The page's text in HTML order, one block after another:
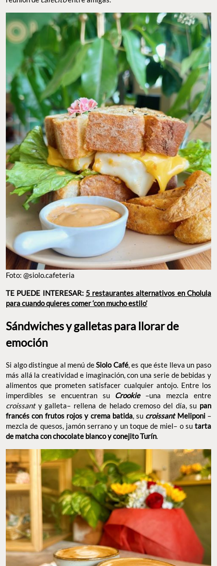
Foto: @siolo.cafeteria
TE PUEDE INTERESAR: 5 restaurantes alternativos en Cholula
para cuando quieres comer ‘con mucho estilo’
Sándwiches y galletas para llorar de
emoción
Si algo distingue al menú deSiolo Café, es que éste lleva un paso
más allá la creatividad e imaginación, con una serie de bebidas y
alimentos que prometen satisfacer cualquier antojo. Entre los
imperdibles se encuentran su Crookie–una mezcla entre
croissanty galleta– rellena de helado cremoso del día, su pan
francés con frutos rojos y crema batida, su croissantMeliponi–
mezcla de quesos, jamón serrano y un toque de miel– o sutarta
de matcha con chocolate blanco y conejito Turín.